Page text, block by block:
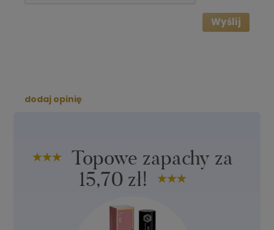
Wyślij
dodaj opinię
Topowe zapachy za
15,70 zł!